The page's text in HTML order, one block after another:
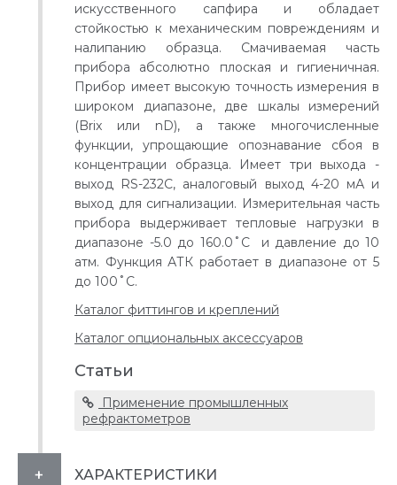
искусственного сапфира и обладает
стойкостью к механическим повреждениям и
налипанию образца. Смачиваемая часть
прибора абсолютно плоская и гигиеничная.
Прибор имеет высокую точность измерения в
широком диапазоне, две шкалы измерений
(Brix или nD), а также многочисленные
функции, упрощающие опознавание сбоя в
концентрации образца. Имеет три выхода -
выход RS-232C, аналоговый выход 4-20 мА и
выход для сигнализации. Измерительная часть
прибора выдерживает тепловые нагрузки в
диапазоне -5.0 до 160.0˚C и давление до 10
атм. Функция АТК работает в диапазоне от 5
до 100˚C.
Каталог фиттингов и креплений
Каталог опциональных аксессуаров
Статьи
Применение промышленных
рефрактометров
ХАРАКТЕРИСТИКИ